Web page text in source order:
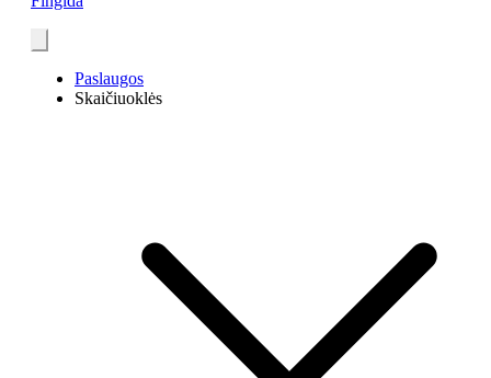
Paslaugos
Skaičiuoklės